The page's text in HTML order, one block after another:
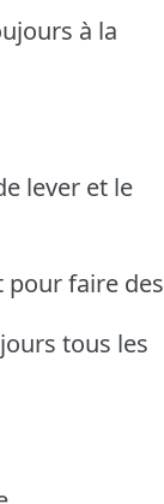
à la
lever et le
pour faire des
tous les